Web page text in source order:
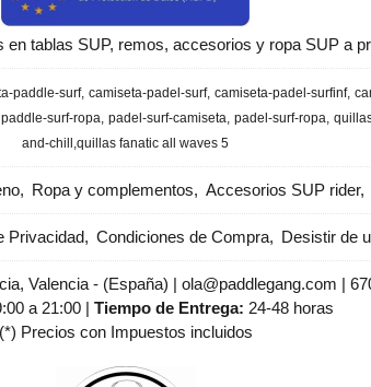
tablas SUP, remos, accesorios y ropa SUP a
paddle-surf camiseta-padel-surf camiseta-padel-surfinf
paddle-surf-ropa padel-surf-camiseta padel-surf-ropa
and-chill
​quillas fanatic all waves 5
Ropa y complementos Accesorios SUP rider
Privacidad Condiciones de Compra Desistir de
Valencia - (España) | ola@paddlegang.com |
a 21:00 |Tiempo de Entrega: 24-48 horas
(*) Precios con Impuestos incluidos